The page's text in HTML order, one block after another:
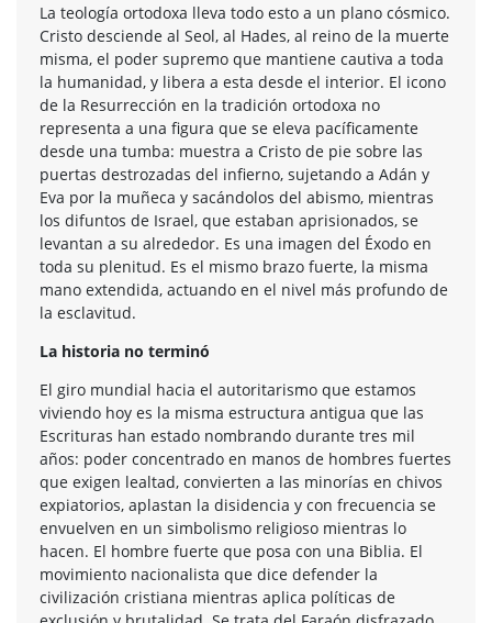
La teología ortodoxa lleva todo esto a un plano cósmico.
Cristo desciende al Seol, al Hades, al reino de la muerte
misma, el poder supremo que mantiene cautiva a toda
la humanidad, y libera a esta desde el interior. El icono
de la Resurrección en la tradición ortodoxa no
representa a una figura que se eleva pacíficamente
desde una tumba: muestra a Cristo de pie sobre las
puertas destrozadas del infierno, sujetando a Adán y
Eva por la muñeca y sacándolos del abismo, mientras
los difuntos de Israel, que estaban aprisionados, se
levantan a su alrededor. Es una imagen del Éxodo en
toda su plenitud. Es el mismo brazo fuerte, la misma
mano extendida, actuando en el nivel más profundo de
la esclavitud.
La historia no terminó
El giro mundial hacia el autoritarismo que estamos
viviendo hoy es la misma estructura antigua que las
Escrituras han estado nombrando durante tres mil
años: poder concentrado en manos de hombres fuertes
que exigen lealtad, convierten a las minorías en chivos
expiatorios, aplastan la disidencia y con frecuencia se
envuelven en un simbolismo religioso mientras lo
hacen. El hombre fuerte que posa con una Biblia. El
movimiento nacionalista que dice defender la
civilización cristiana mientras aplica políticas de